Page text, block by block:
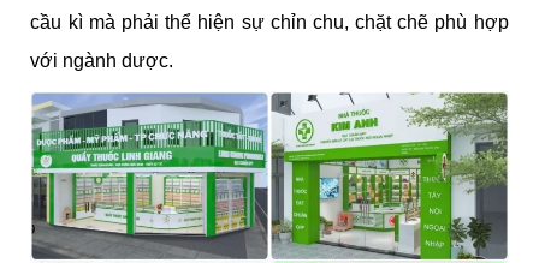
cầu kì mà phải thể hiện sự chỉn chu, chặt chẽ phù hợp
với ngành dược.